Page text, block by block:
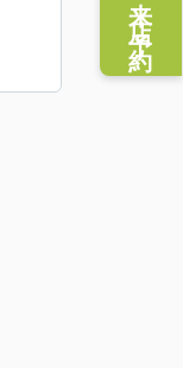
来店予約